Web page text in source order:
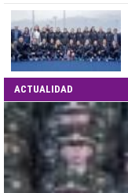
ACTUALIDAD